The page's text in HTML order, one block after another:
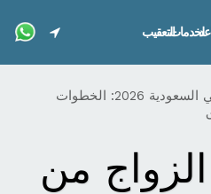
لخدمات التعقيب
إجراءات الزواج من أجنبية في السعودية 2026: الخطوات
من